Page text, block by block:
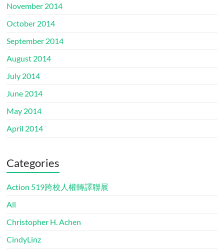
November 2014
October 2014
September 2014
August 2014
July 2014
June 2014
May 2014
April 2014
Categories
Action 519跨校人權轉譯聯展
All
Christopher H. Achen
CindyLinz